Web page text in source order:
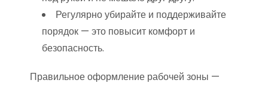
Регулярно убирайте и поддерживайте
порядок — это повысит комфорт и
безопасность.
Правильное оформление рабочей зоны —